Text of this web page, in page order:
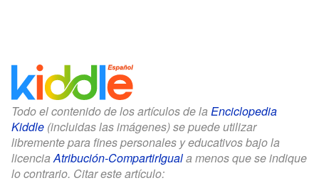
Todo el contenido de los artículos de la Enciclopedia
Kiddle (incluidas las imágenes) se puede utilizar
libremente para fines personales y educativos bajo la
licenciaAtribución-CompartirIguala menos que se indique
lo contrario. Citar este artículo: